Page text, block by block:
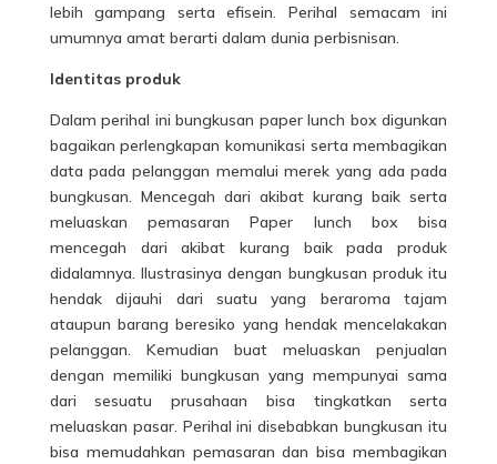
lebih gampang serta efisein. Perihal semacam ini
umumnya amat berarti dalam dunia perbisnisan.
Identitas produk
Dalam perihal ini bungkusan paper lunch box digunkan
bagaikan perlengkapan komunikasi serta membagikan
data pada pelanggan memalui merek yang ada pada
bungkusan. Mencegah dari akibat kurang baik serta
meluaskan pemasaran Paper lunch box bisa
mencegah dari akibat kurang baik pada produk
didalamnya. Ilustrasinya dengan bungkusan produk itu
hendak dijauhi dari suatu yang beraroma tajam
ataupun barang beresiko yang hendak mencelakakan
pelanggan. Kemudian buat meluaskan penjualan
dengan memiliki bungkusan yang mempunyai sama
dari sesuatu prusahaan bisa tingkatkan serta
meluaskan pasar. Perihal ini disebabkan bungkusan itu
bisa memudahkan pemasaran dan bisa membagikan